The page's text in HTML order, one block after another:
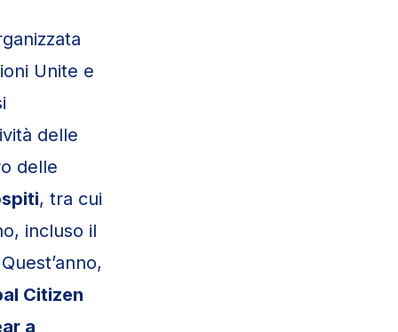
Unite e
delle
delle
, tra cui
incluso il
Citizen
a